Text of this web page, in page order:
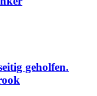
geholfen.